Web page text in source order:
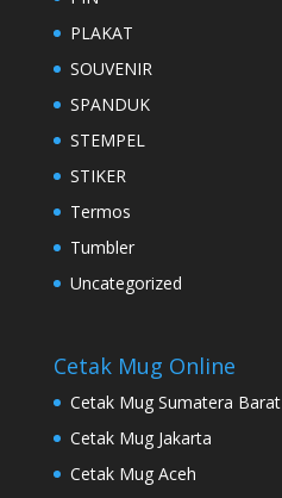
PLAKAT
SOUVENIR
SPANDUK
STEMPEL
STIKER
Termos
Tumbler
Uncategorized
Cetak Mug Online
Cetak Mug Sumatera Barat
Cetak Mug Jakarta
Cetak Mug Aceh